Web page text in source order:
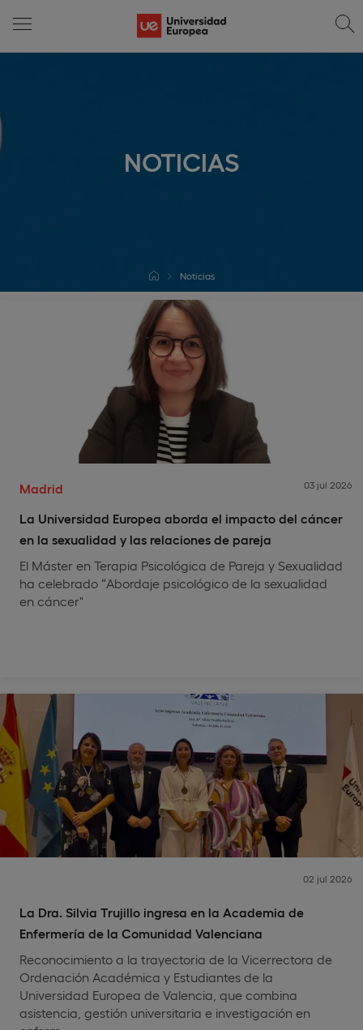
NOTICIAS
Noticias
Madrid
La Universidad Europea aborda el impacto del cáncer
en la sexualidad y las relaciones de pareja
03 jul 2026
El Máster en Terapia Psicológica de Pareja y Sexualidad
ha celebrado “Abordaje psicológico de la sexualidad
en cáncer"
La Dra. Silvia Trujillo ingresa en la Academia de
Enfermería de la Comunidad Valenciana
02 jul 2026
Reconocimiento a la trayectoria de la Vicerrectora de
Ordenación Académica y Estudiantes de la
Universidad Europea de Valencia, que combina
asistencia, gestión universitaria e investigación en